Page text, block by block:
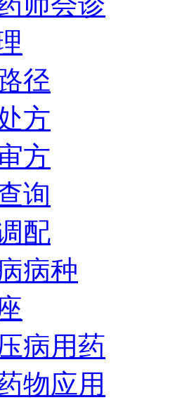
径
方
方
询
配
病种
病用药
物应用